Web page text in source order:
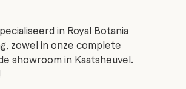
in Royal Botania
zowel in onze complete
showroom in Kaatsheuvel.